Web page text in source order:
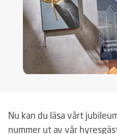
Nu kan du läsa vårt
nummer ut av vår